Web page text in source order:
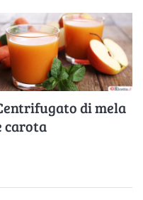
di mela
carota